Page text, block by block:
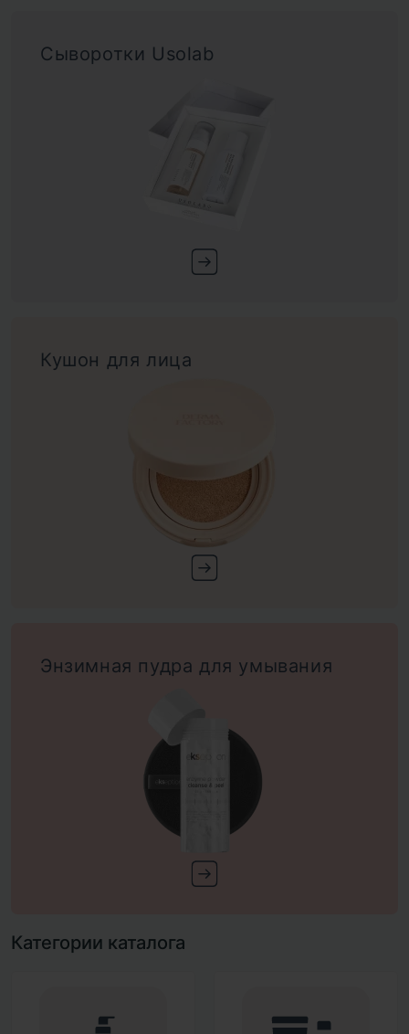
Сыворотки Usolab
Кушон для лица
Энзимная пудра для умывания
Категории каталога